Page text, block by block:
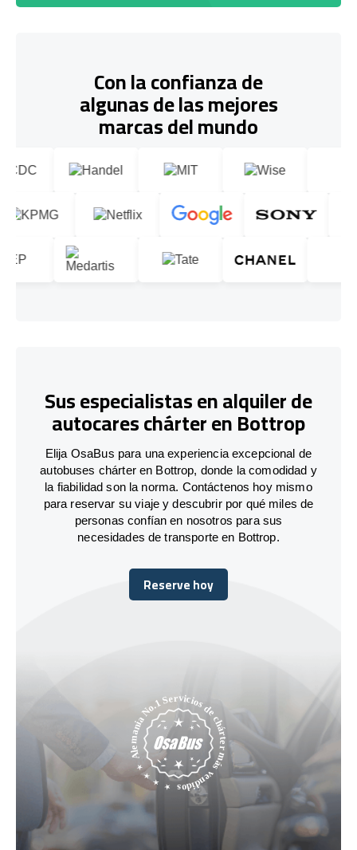
Con la confianza de
algunas de las mejores
marcas del mundo
Sus especialistas en alquiler de
autocares chárter en Bottrop
Elija OsaBus para una experiencia excepcional de
autobuses chárter en Bottrop, donde la comodidad y
la fiabilidad son la norma. Contáctenos hoy mismo
para reservar su viaje y descubrir por qué miles de
personas confían en nosotros para sus
necesidades de transporte en Bottrop.
Reserve hoy
Reserve hoy